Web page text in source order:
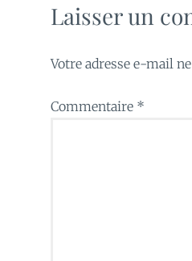
Laisser un
Votre adresse e-mail
Commentaire *